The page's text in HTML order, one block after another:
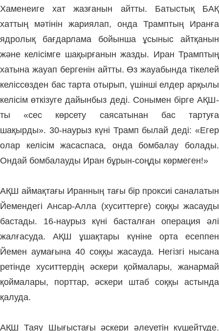
Хаменеиге хат жазғанын айтты. Батыстық БАҚ
хаттың мәтінін жариялап, онда Трамптың Иранға
ядролық бағдарлама бойынша ұсыныс айтқанын
және келісімге шақырғанын жазды. Иран Трамптың
хатына жауап бергенін айтты. Өз жауабында тікелей
келіссөзден бас тарта отырып, үшінші елдер арқылы
келісім өткізуге дайынбыз деді. Сонымен бірге АҚШ-
ты«сес көрсету саясатынан бас тартуға
шақырды». 30-наурыз күні Трамп былай деді: «Егер
олар келісім жасаспаса, онда бомбалау болады.
Ондай бомбалауды Иран бұрын-соңды көрмеген!»
АҚШ аймақтағы Иранның тағы бір проксиі саналатын
Йемендегі Ансар-Алла (хуситтерге) соққы жасауды
бастады. 16-наурыз күні басталған операция әлі
жалғасуда.АҚШ ұшақтары күніне орта есеппен
Йемен аумағына 40 соққы жасауда. Негізгі нысана
ретінде хуситтердің әскери қоймалары, жанармай
қоймалары, порттар, әскери штаб соққы астында
қалуда.
АҚШ Таяу Шығыстағы әскери әлеуетін күшейтуде.